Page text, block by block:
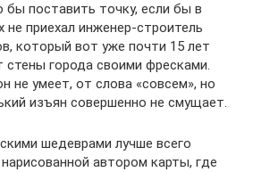
поставить точку, если бы в
не приехал инженер-строитель
который вот уже почти 15 лет
стены города своими фресками.
не умеет, от слова «совсем», но
изъян совершенно не смущает.
шедеврами лучше всего
автором карты, где